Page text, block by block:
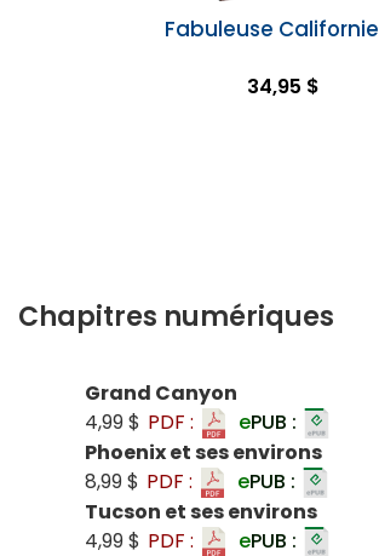
Fabuleuse Californie
34,95 $
Chapitres numériques
Grand Canyon
4,99 $ PDF : ePUB :
Phoenix et ses environs
8,99 $ PDF : ePUB :
Tucson et ses environs
4,99 $ PDF : ePUB :